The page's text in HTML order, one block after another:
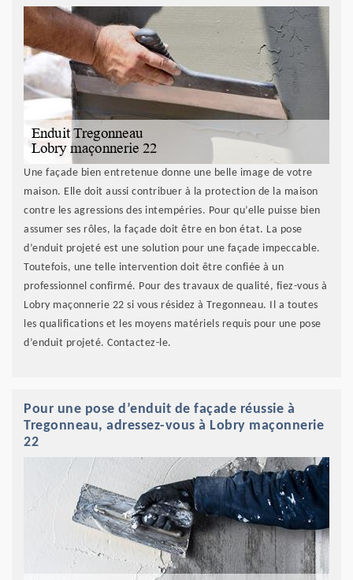
Une façade bien entretenue donne une belle image de votre
maison. Elle doit aussi contribuer à la protection de la maison
contre les agressions des intempéries. Pour qu’elle puisse bien
assumer ses rôles, la façade doit être en bon état. La pose
d’enduit projeté est une solution pour une façade impeccable.
Toutefois, une telle intervention doit être confiée à un
professionnel confirmé. Pour des travaux de qualité, fiez-vous à
Lobry maçonnerie 22 si vous résidez à Tregonneau. Il a toutes
les qualifications et les moyens matériels requis pour une pose
d’enduit projeté. Contactez-le.
Pour une pose d’enduit de façade réussie à
Tregonneau, adressez-vous à Lobry maçonnerie
22